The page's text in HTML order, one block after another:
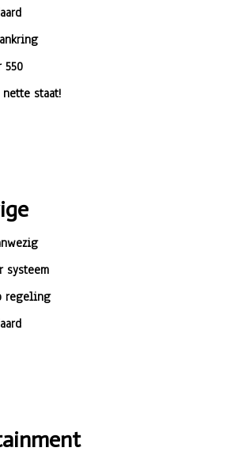
550
staat!
systeem
regeling